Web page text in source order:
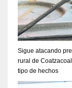
Sigue atacando
rural de
tipo de hechos